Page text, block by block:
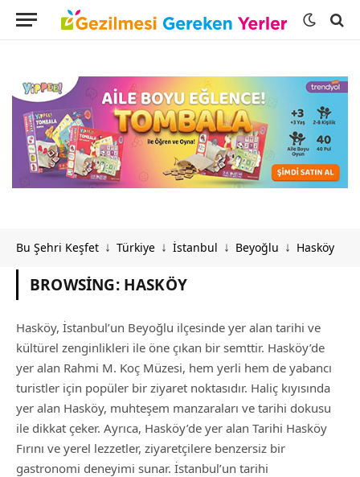
Bu Şehri Keşfet ↓ Türkiye ↓ İstanbul ↓ Beyoğlu ↓ Hasköy
BROWSING: HASKÖY
Hasköy, İstanbul’un Beyoğlu ilçesinde yer alan tarihi ve
kültürel zenginlikleri ile öne çıkan bir semttir. Hasköy’de
yer alan Rahmi M. Koç Müzesi, hem yerli hem de yabancı
turistler için popüler bir ziyaret noktasıdır. Haliç kıyısında
yer alan Hasköy, muhteşem manzaraları ve tarihi dokusu
ile dikkat çeker. Ayrıca, Hasköy’de yer alan Tarihi Hasköy
Fırını ve yerel lezzetler, ziyaretçilere benzersiz bir
gastronomi deneyimi sunar. İstanbul’un tarihi